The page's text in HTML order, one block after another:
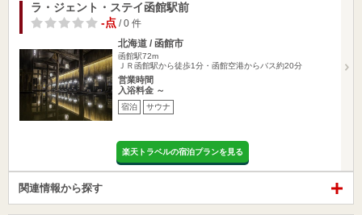
ラ・ジェント・ステイ函館駅前
-点 / 0 件
北海道 / 函館市
函館駅72m
ＪＲ函館駅から徒歩1分・函館空港からバス約20分
営業時間
入浴料金 ～
宿泊 サウナ
楽天トラベルの宿泊プランを見る
関連情報から探す